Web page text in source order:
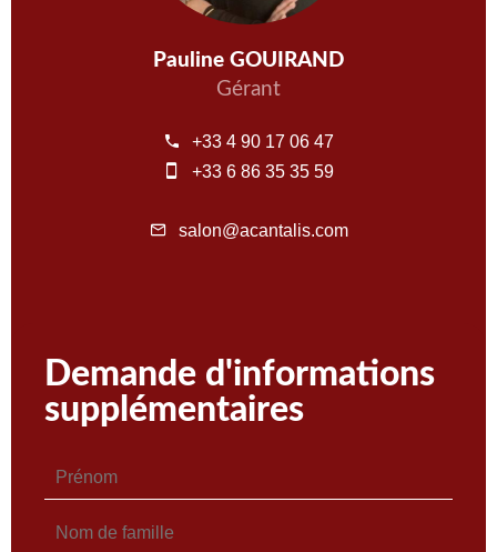
Pauline GOUIRAND
Gérant
+33 4 90 17 06 47
+33 6 86 35 35 59
salon@acantalis.com
Demande d'informations
supplémentaires